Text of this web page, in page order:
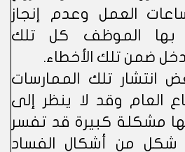
العمل وعدم إنجاز
بها الموظف كل تلك
ضمن تلك الأخطاء.
انتشار تلك الممارسات
العام وقد لا ينظر إلى
مشكلة كبيرة قد تفسر
شكل من أشكال الفساد